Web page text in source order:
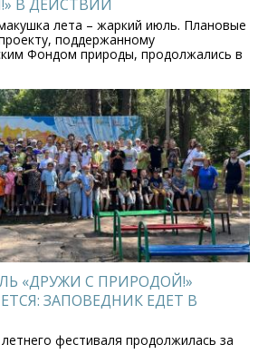
В ДЕЙСТВИИ
лета – жаркий июль. Плановые
поддержанному
Фондом природы, продолжались в
«ДРУЖИ С ПРИРОДОЙ!»
ЗАПОВЕДНИК ЕДЕТ В
фестиваля продолжилась за